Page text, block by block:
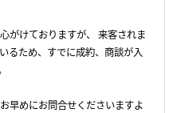
がけておりますが、 来客されま
るため、すでに成約、商談が入
早めにお問合せくださいますよ